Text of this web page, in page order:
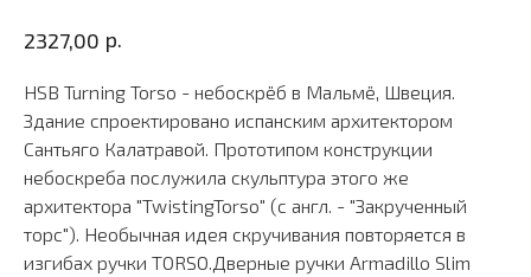
2327,00 р.
HSB Turning Torso - небоскрёб в Мальмё, Швеция.
Здание спроектировано испанским архитектором
Сантьяго Калатравой. Прототипом конструкции
небоскреба послужила скульптура этого же
архитектора "TwistingTorso" (с англ. - "Закрученный
торс"). Необычная идея скручивания повторяется в
изгибах ручки TORSO.Дверные ручки Armadillo Slim